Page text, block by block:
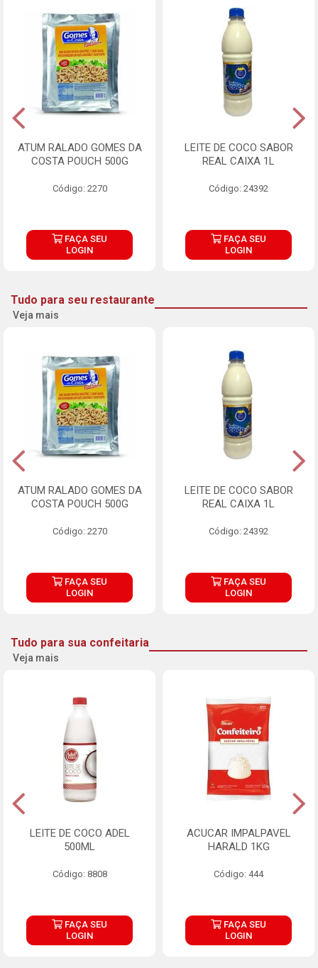
ATUM RALADO GOMES DA
COSTA POUCH 500G
Código: 2270
FAÇA SEU
LOGIN
LEITE DE COCO SABOR
REAL CAIXA 1L
Código: 24392
FAÇA SEU
LOGIN
Tudo para seu restaurante
Veja mais
ATUM RALADO GOMES DA
COSTA POUCH 500G
Código: 2270
FAÇA SEU
LOGIN
LEITE DE COCO SABOR
REAL CAIXA 1L
Código: 24392
FAÇA SEU
LOGIN
Tudo para sua confeitaria
Veja mais
LEITE DE COCO ADEL
500ML
Código: 8808
FAÇA SEU
LOGIN
ACUCAR IMPALPAVEL
HARALD 1KG
Código: 444
FAÇA SEU
LOGIN